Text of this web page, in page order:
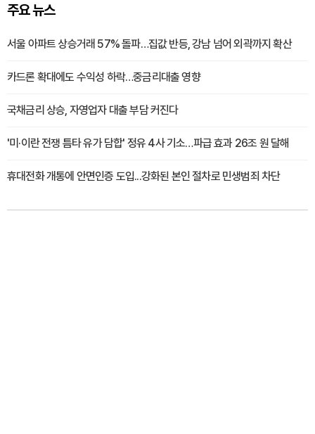
주요 뉴스
서울 아파트 상승거래 57% 돌파…집값 반등, 강남 넘어 외곽까지 확산
카드론 확대에도 수익성 하락…중금리대출 영향
국채금리 상승, 자영업자 대출 부담 커진다
'미·이란 전쟁 틈타 유가 담합' 정유 4사 기소…파급 효과 26조 원 달해
휴대전화 개통에 안면인증 도입...강화된 본인 절차로 민생범죄 차단